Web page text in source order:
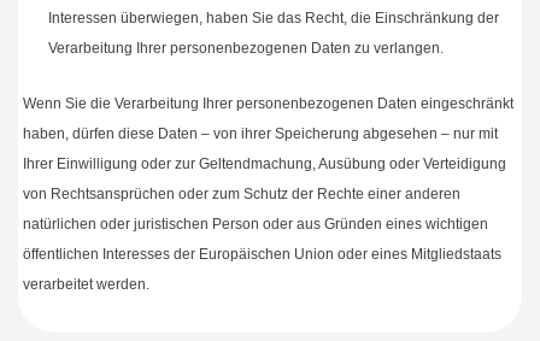
Interessen überwiegen, haben Sie das Recht, die Einschränkung der
Verarbeitung Ihrer personenbezogenen Daten zu verlangen.
Wenn Sie die Verarbeitung Ihrer personenbezogenen Daten eingeschränkt
haben, dürfen diese Daten – von ihrer Speicherung abgesehen – nur mit
Ihrer Einwilligung oder zur Geltendmachung, Ausübung oder Verteidigung
von Rechtsansprüchen oder zum Schutz der Rechte einer anderen
natürlichen oder juristischen Person oder aus Gründen eines wichtigen
öffentlichen Interesses der Europäischen Union oder eines Mitgliedstaats
verarbeitet werden.